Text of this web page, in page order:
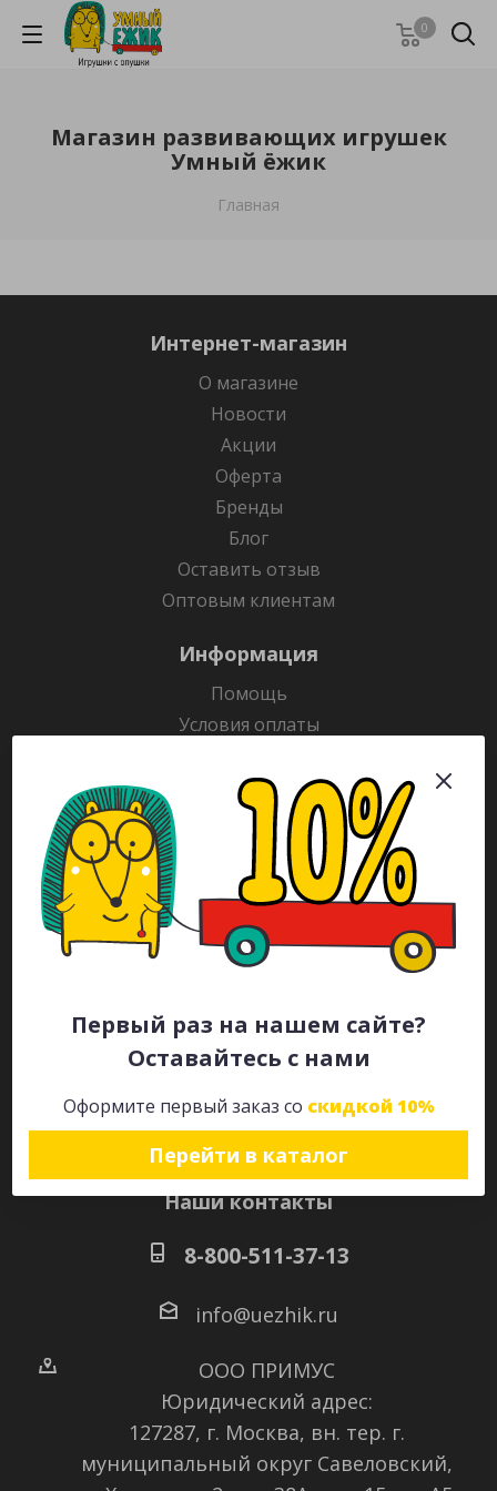
Первый раз на нашем сайте?
Оставайтесь с нами
Оформите первый заказ со скидкой 10%
Перейти в каталог
0
Магазин развивающих игрушек
Умный ёжик
Главная
Интернет-магазин
О магазине
Новости
Акции
Оферта
Бренды
Блог
Оставить отзыв
Оптовым клиентам
Информация
Помощь
Условия оплаты
Гарантия на товар
Раскраски
Рекламодателям
Каталог
Будьте всегда в курсе!
Наши контакты
8-800-511-37-13
info@uezhik.ru
ООО ПРИМУС
Юридический адрес:
127287, г. Москва, вн. тер. г.
муниципальный округ Савеловский,